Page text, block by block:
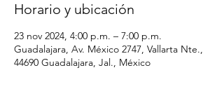
Horario y ubicación
23 nov 2024, 4:00 p.m. – 7:00 p.m.
Guadalajara, Av. México 2747, Vallarta Nte.,
44690 Guadalajara, Jal., México